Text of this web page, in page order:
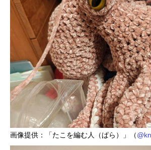
画像提供：「たこを編む人（ぱら）」（